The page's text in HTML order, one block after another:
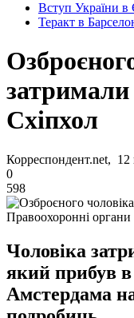
Вступ України
Теракт в
Схіпхол
Корреспондент.net, 12
0
598
Правоохоронні органи
Чоловіка
який прибув в
Амстердама